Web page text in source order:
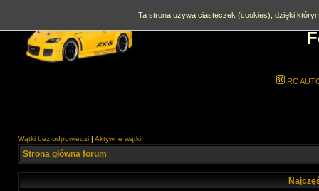
RC
Wątki bez odpowiedzi | Aktywne wątki
Strona główna forum
Ta strona używa ciasteczek (cookies), dzięki